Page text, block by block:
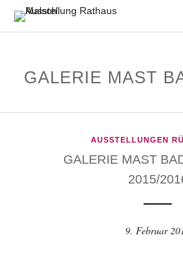
GALERIE MAST
AUSSTELLUNGEN
GALERIE MAST
2015/
9. Februar